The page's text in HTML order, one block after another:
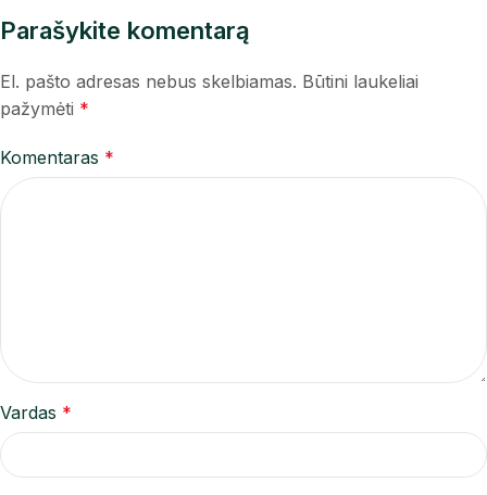
Parašykite komentarą
El. pašto adresas nebus skelbiamas. Būtini laukeliai
pažymėti *
Komentaras *
Vardas *